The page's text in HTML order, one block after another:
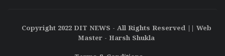
Copyright 2022 DIT NEWS - All Rights Reserved || Web
Master - Harsh Shukla